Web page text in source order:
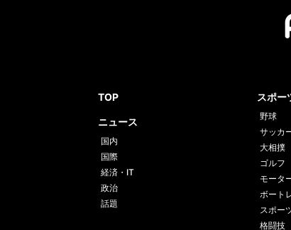
TOP
ニュース
国内
国際
経済・IT
政治
話題
スポー
野球
サッカ
大相撲
ゴルフ
モータ
ボート
スポー
格闘技